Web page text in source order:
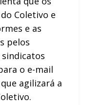
Coletivo e
e as
pelos
o e-mail
agilizará a